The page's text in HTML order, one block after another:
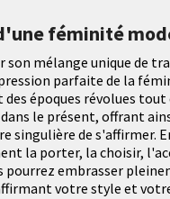
féminité
son mélange unique de
parfaite de la
époques révolues
le présent, offrant
singulière de s'affirmer.
la porter, la choisir,
embrasser
votre style et